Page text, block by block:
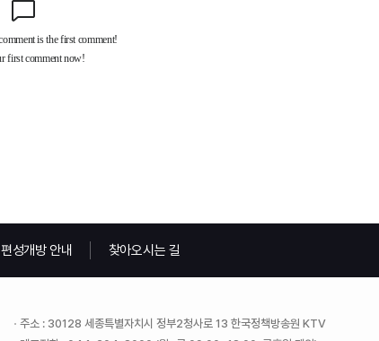
편성개방 안내 찾아오시는 길
주소 : 30128 세종특별자치시 정부2청사로 13 한국정책방송원 KTV